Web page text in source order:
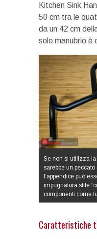
Kitchen Sink
50 cm tra le
da un 42 cm
solo manubrio è
Se non si utilizza la
sarebbe un
l’appendice può
impugnatura stile
componenti come
Caratteristiche